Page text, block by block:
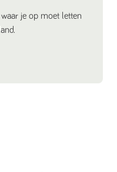
je op moet letten